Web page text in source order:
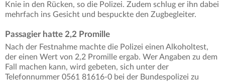
Knie in den Rücken, so die Polizei. Zudem schlug er ihn dabei
mehrfach ins Gesicht und bespuckte den Zugbegleiter.
Passagier hatte 2,2 Promille
Nach der Festnahme machte die Polizei einen Alkoholtest,
der einen Wert von 2,2 Promille ergab. Wer Angaben zu dem
Fall machen kann, wird gebeten, sich unter der
Telefonnummer 0561 81616-0 bei der Bundespolizei zu